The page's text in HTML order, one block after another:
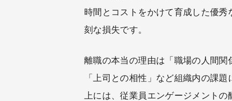
時間とコストをかけて育成した優秀
刻な損失です。
離職の本当の理由は「職場の人間関
「上司との相性」など組織内の課
上には、従業員エンゲージメント